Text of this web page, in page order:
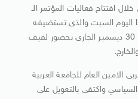
افتتاح فعاليات المؤتمر الـ
اليوم السبت والذى تستضيفه
الاسكندرية فى الفترة من 28 إلى 30 ديسمبر الجارى بحضور لفيف
الامين العام للجامعة العربية
واكتفى بالتعويل على